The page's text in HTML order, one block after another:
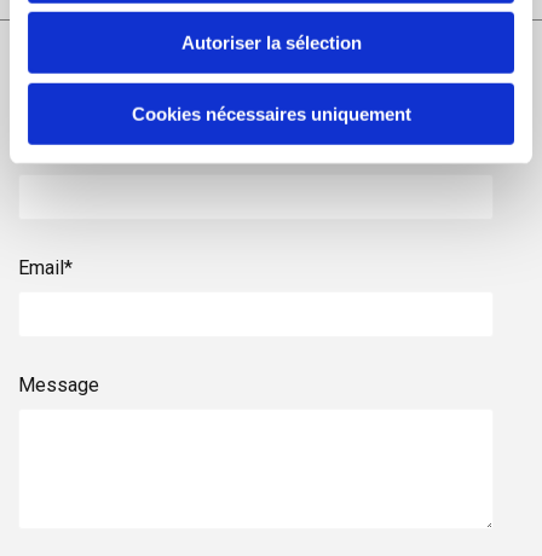
Autoriser la sélection
Cookies nécessaires uniquement
Contactez-nous
Nom et Prénom
Email*
Message